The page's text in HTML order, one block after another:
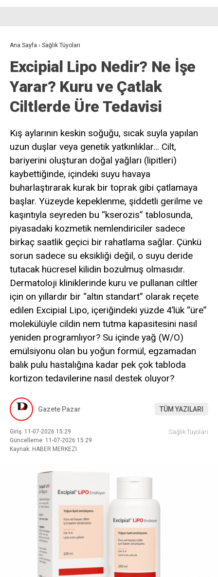
Ana Sayfa › Sağlık Tüyoları
Excipial Lipo Nedir? Ne İşe
Yarar? Kuru ve Çatlak
Ciltlerde Üre Tedavisi
Kış aylarının keskin soğuğu, sıcak suyla yapılan
uzun duşlar veya genetik yatkınlıklar… Cilt,
bariyerini oluşturan doğal yağları (lipitleri)
kaybettiğinde, içindeki suyu havaya
buharlaştırarak kurak bir toprak gibi çatlamaya
başlar. Yüzeyde kepeklenme, şiddetli gerilme ve
kaşıntıyla seyreden bu “kserozis” tablosunda,
piyasadaki kozmetik nemlendiriciler sadece
birkaç saatlik geçici bir rahatlama sağlar. Çünkü
sorun sadece su eksikliği değil, o suyu deride
tutacak hücresel kilidin bozulmuş olmasıdır.
Dermatoloji kliniklerinde kuru ve pullanan ciltler
için on yıllardır bir “altın standart” olarak reçete
edilen Excipial Lipo, içeriğindeki yüzde 4’lük “üre”
molekülüyle cildin nem tutma kapasitesini nasıl
yeniden programlıyor? Su içinde yağ (W/O)
emülsiyonu olan bu yoğun formül, egzamadan
balık pulu hastalığına kadar pek çok tabloda
kortizon tedavilerine nasıl destek oluyor?
Gazete Pazar TÜM YAZILARI
Giriş: 11-07-2026 15:29
Güncelleme: 11-07-2026 15:29
Kaynak: HABER MERKEZI
Sağlık Tüyoları